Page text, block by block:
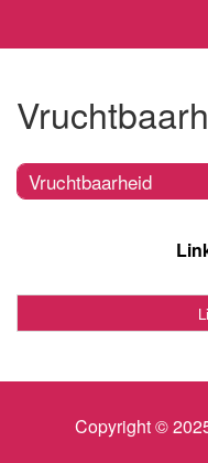
Vruchtbaarheid
Copyright ©